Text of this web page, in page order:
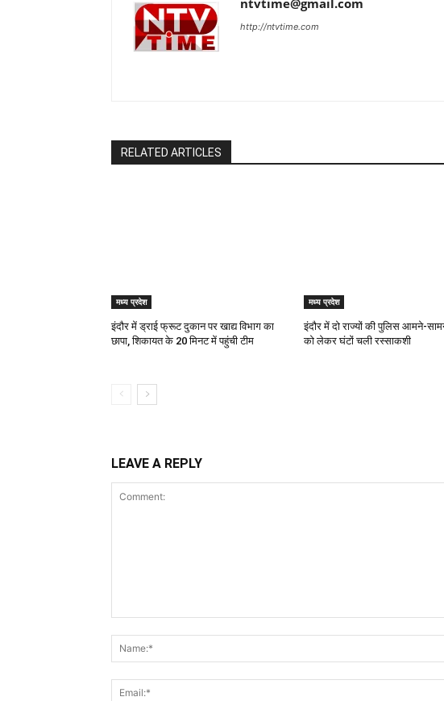
http://ntvtime.com
RELATED ARTICLES
मध्य प्रदेश
इंदौर में ड्राई फ्रूट दुकान पर खाद्य विभाग का
छापा, शिकायत के 20 मिनट में पहुंची टीम
मध्य प्रदेश
इंदौर में दो राज्यों की पुलिस आमने-
को लेकर घंटों चली रस्साकशी
LEAVE A REPLY